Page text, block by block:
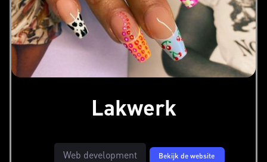
Lakwerk
Web development Bekijk de website